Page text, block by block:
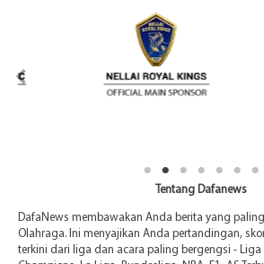
Tentang Dafanews
DafaNews membawakan Anda berita yang
Olahraga. Ini menyajikan Anda pertandingan,
terkini dari liga dan acara paling bergengsi - Liga